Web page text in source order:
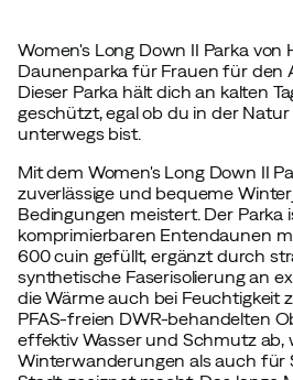
Women's Long Down II Parka von
Daunenparka für Frauen für den
Dieser Parka hält dich an kalten
geschützt, egal ob du in der
unterwegs bist.
Mit dem Women's Long Down II
zuverlässige und bequeme
Bedingungen meistert. Der Parka
komprimierbaren Entendaunen
600 cuin gefüllt, ergänzt durch
synthetische Faserisolierung an
die Wärme auch bei Feuchtigkeit
PFAS-freien DWR-behandelten
effektiv Wasser und Schmutz ab,
Winterwanderungen als auch für